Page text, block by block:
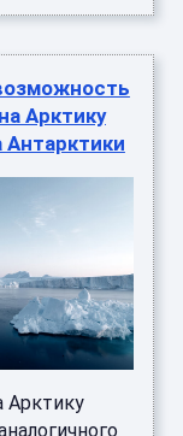
Арктику
Арктику